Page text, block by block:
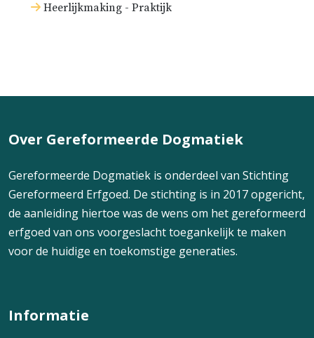
Heerlijkmaking - Praktijk
Over Gereformeerde Dogmatiek
Gereformeerde Dogmatiek is onderdeel van Stichting
Gereformeerd Erfgoed. De stichting is in 2017 opgericht,
de aanleiding hiertoe was de wens om het gereformeerd
erfgoed van ons voorgeslacht toegankelijk te maken
voor de huidige en toekomstige generaties.
Informatie